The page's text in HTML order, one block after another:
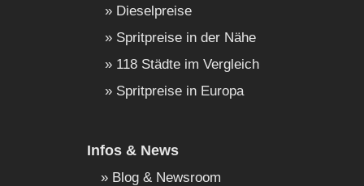
Dieselpreise
Spritpreise in der Nähe
118 Städte im Vergleich
Spritpreise in Europa
Infos & News
Blog & Newsroom